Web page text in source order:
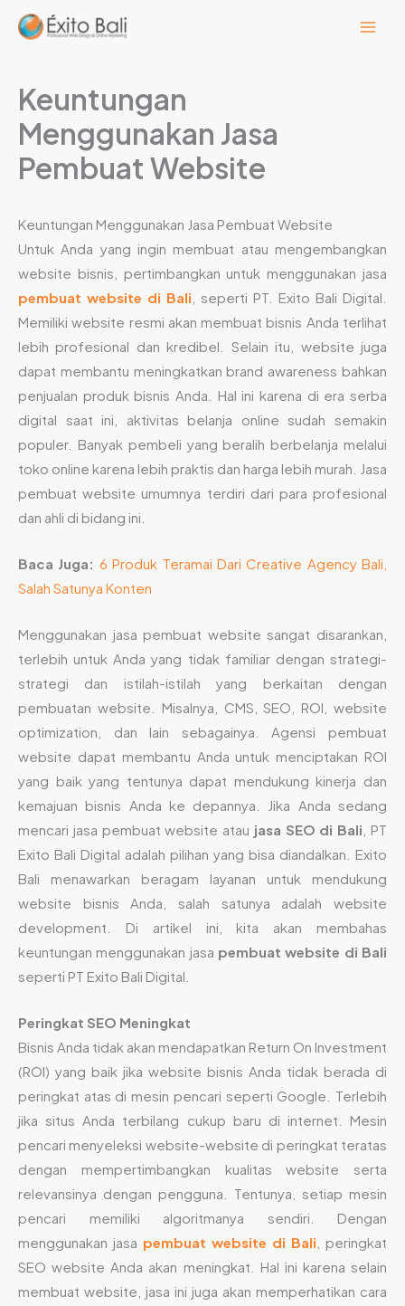
Lewati
Keuntungan
Menggunakan Jasa
Pembuat Website
Keuntungan Menggunakan Jasa Pembuat Website
Untuk Anda yang ingin membuat atau mengembangkan
website bisnis, pertimbangkan untuk menggunakan jasa
pembuat website di Bali , seperti PT. Exito Bali Digital.
Memiliki website resmi akan membuat bisnis Anda terlihat
lebih profesional dan kredibel. Selain itu, website juga
dapat membantu meningkatkan brand awareness bahkan
penjualan produk bisnis Anda. Hal ini karena di era serba
digital saat ini, aktivitas belanja online sudah semakin
populer. Banyak pembeli yang beralih berbelanja melalui
toko online karena lebih praktis dan harga lebih murah. Jasa
pembuat website umumnya terdiri dari para profesional
dan ahli di bidang ini.
Baca Juga: 6 Produk Teramai Dari Creative Agency Bali,
Salah Satunya Konten
Menggunakan jasa pembuat website sangat disarankan,
terlebih untuk Anda yang tidak familiar dengan strategi-
strategi dan istilah-istilah yang berkaitan dengan
pembuatan website. Misalnya, CMS, SEO, ROI, website
optimization, dan lain sebagainya. Agensi pembuat
website dapat membantu Anda untuk menciptakan ROI
yang baik yang tentunya dapat mendukung kinerja dan
kemajuan bisnis Anda ke depannya. Jika Anda sedang
mencari jasa pembuat website atau jasa SEO di Bali , PT
Exito Bali Digital adalah pilihan yang bisa diandalkan. Exito
Bali menawarkan beragam layanan untuk mendukung
website bisnis Anda, salah satunya adalah website
development. Di artikel ini, kita akan membahas
keuntungan menggunakan jasa pembuat website di Bali
seperti PT Exito Bali Digital.
Peringkat SEO Meningkat
Bisnis Anda tidak akan mendapatkan Return On Investment
(ROI) yang baik jika website bisnis Anda tidak berada di
peringkat atas di mesin pencari seperti Google. Terlebih
jika situs Anda terbilang cukup baru di internet. Mesin
pencari menyeleksi website-website di peringkat teratas
dengan mempertimbangkan kualitas website serta
relevansinya dengan pengguna. Tentunya, setiap mesin
pencari memiliki algoritmanya sendiri. Dengan
menggunakan jasa pembuat website di Bali , peringkat
SEO website Anda akan meningkat. Hal ini karena selain
membuat website, jasa ini juga akan memperhatikan cara